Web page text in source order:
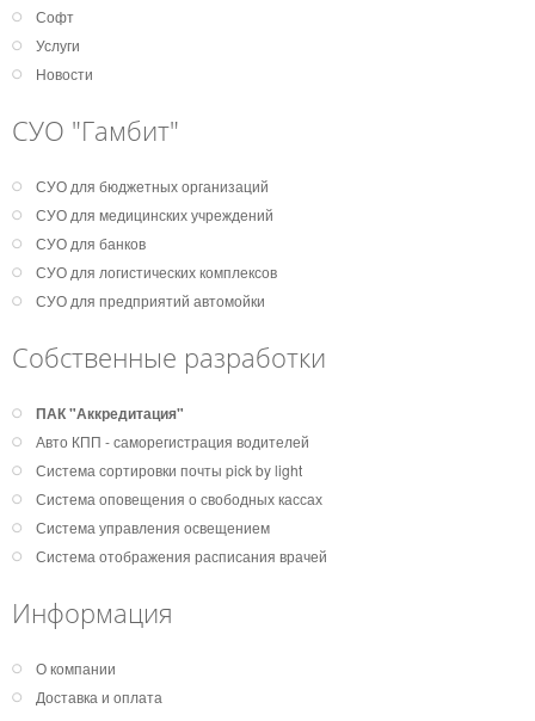
Софт
Услуги
Новости
СУО "Гамбит"
СУО для бюджетных организаций
СУО для медицинских учреждений
СУО для банков
СУО для логистических комплексов
СУО для предприятий автомойки
Собственные разработки
ПАК "Аккредитация"
Авто КПП - саморегистрация водителей
Система сортировки почты pick by light
Система оповещения о свободных кассах
Система управления освещением
Система отображения расписания врачей
Информация
О компании
Доставка и оплата